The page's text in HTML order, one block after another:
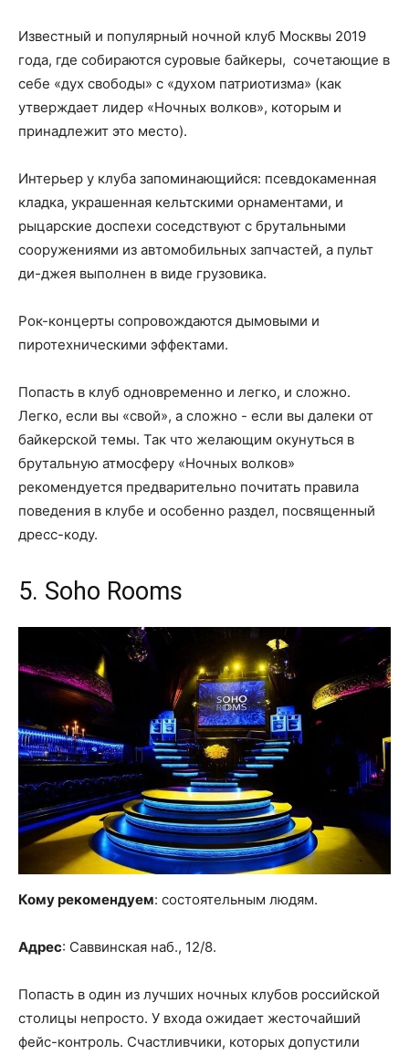
Известный и популярный ночной клуб Москвы 2019
года, где собираются суровые байкеры, сочетающие в
себе «дух свободы» с «духом патриотизма» (как
утверждает лидер «Ночных волков», которым и
принадлежит это место).
Интерьер у клуба запоминающийся: псевдокаменная
кладка, украшенная кельтскими орнаментами, и
рыцарские доспехи соседствуют с брутальными
сооружениями из автомобильных запчастей, а пульт
ди-джея выполнен в виде грузовика.
Рок-концерты сопровождаются дымовыми и
пиротехническими эффектами.
Попасть в клуб одновременно и легко, и сложно.
Легко, если вы «свой», а сложно - если вы далеки от
байкерской темы. Так что желающим окунуться в
брутальную атмосферу «Ночных волков»
рекомендуется предварительно почитать правила
поведения в клубе и особенно раздел, посвященный
дресс-коду.
5. Soho Rooms
Кому рекомендуем: состоятельным людям.
Адрес: Саввинская наб., 12/8.
Попасть в один из лучших ночных клубов российской
столицы непросто. У входа ожидает жесточайший
фейс-контроль. Счастливчики, которых допустили